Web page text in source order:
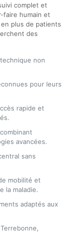
complet et
faire humain et
plus de patients
des
technique non
pour leurs
rapide et
avancées.
sans
mobilité et
la maladie.
adaptés aux